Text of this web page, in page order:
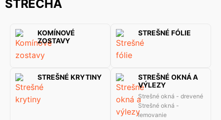
STRECHA
KOMÍNOVÉ
ZOSTAVY
STREŠNÉ FÓLIE
STREŠNÉ KRYTINY
STREŠNÉ OKNÁ A
VÝLEZY
Strešné okná - drevené
Strešné okná -
lemovanie